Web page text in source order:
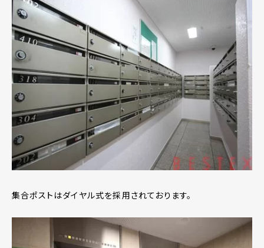
集合ポストはダイヤル式を採用されております。